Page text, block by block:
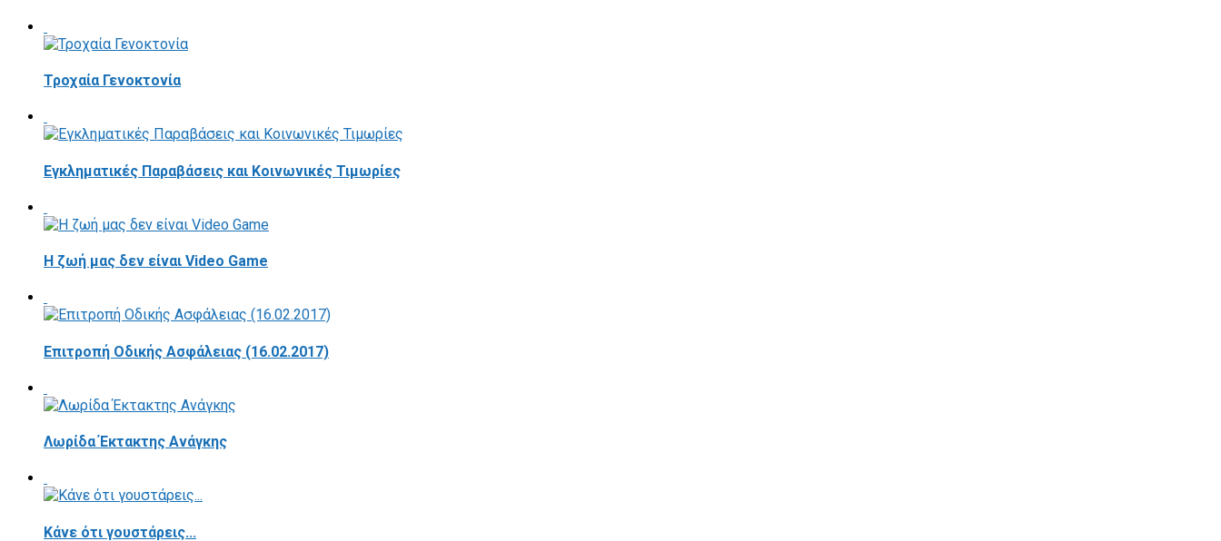
Τροχαία Γενοκτονία
Εγκληματικές Παραβάσεις και Κοινωνικές Τιμωρίες
Η ζωή μας δεν είναι Video Game
Επιτροπή Οδικής Ασφάλειας (16.02.2017)
Λωρίδα Έκτακτης Ανάγκης
Κάνε ότι γουστάρεις...